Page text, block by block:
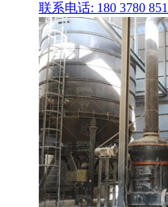
联系电话: 180 3780